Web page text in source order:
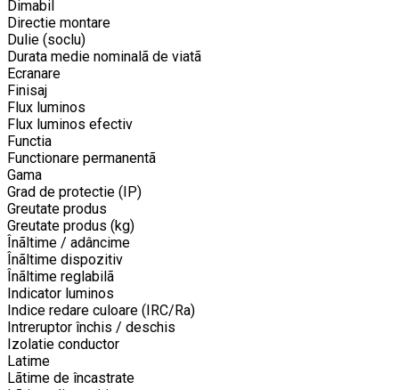
Dimabil
Directie montare
Dulie (soclu)
Durata medie nominalã de viatã
Ecranare
Finisaj
Flux luminos
Flux luminos efectiv
Functia
Functionare permanentã
Gama
Grad de protectie (IP)
Greutate produs
Greutate produs (kg)
Înãltime / adâncime
Înãltime dispozitiv
Înãltime reglabilã
Indicator luminos
Indice redare culoare (IRC/Ra)
Intreruptor închis / deschis
Izolatie conductor
Latime
Lãtime de încastrate